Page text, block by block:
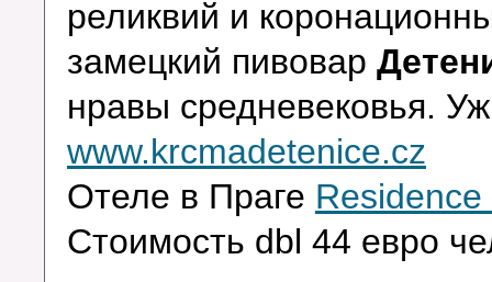
реликвий и
замецкий пивовар
нравы средневековья.
www.krcmadetenice.cz
Отеле в Праге
Стоимость dbl 44 евро